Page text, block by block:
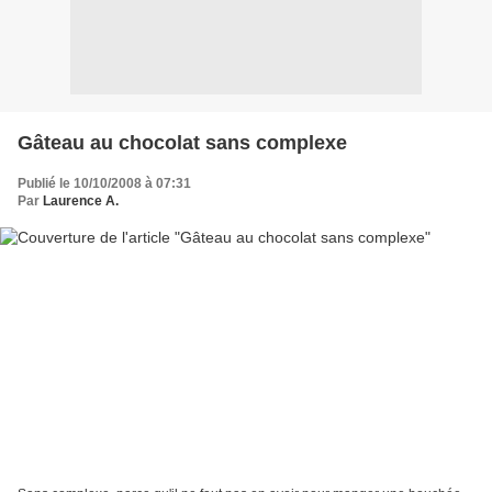
Gâteau au chocolat sans complexe
Publié le 10/10/2008 à 07:31
Par Laurence A.